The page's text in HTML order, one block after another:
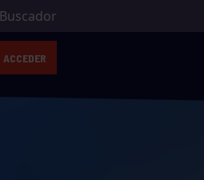
Buscador
ACCEDER